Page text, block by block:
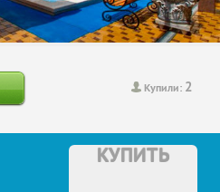
Купили: 2
КУПИТЬ